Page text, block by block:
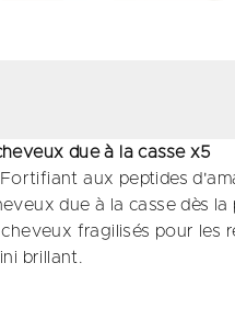
due à la casse x5
aux peptides
due à la casse dès
fragilisés pour les
brillant.